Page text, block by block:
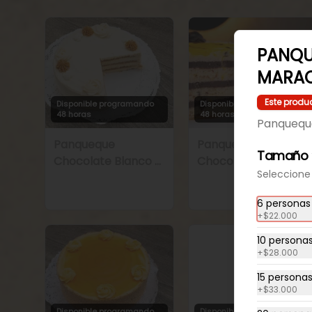
Disponible programando
48 horas
Disponible programando
48 horas
Chocolate Trufa
Este
Seleccione
6 personas
+$22.000
10 personas
+$28.000
15 personas
+$33.000